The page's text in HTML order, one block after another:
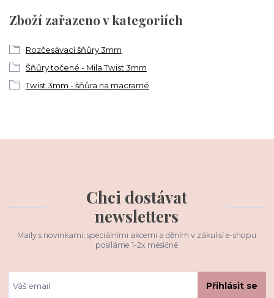
Zboží zařazeno v kategoriích
Rozčesávací šňůry 3mm
Šňůry točené - Mila Twist 3mm
Twist 3mm - šňůra na macramé
Chci dostávat
newsletters
Maily s novinkami, speciálními akcemi a děním v zákulisí e-shopu
posíláme 1-2x měsíčně
Přihlásit se